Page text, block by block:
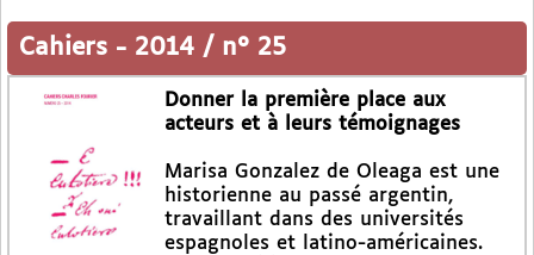
Cahiers - 2014 / n° 25
Donner la première place aux
acteurs et à leurs témoignages
Marisa Gonzalez de Oleaga est une
historienne au passé argentin,
travaillant dans des universités
espagnoles et latino-américaines.